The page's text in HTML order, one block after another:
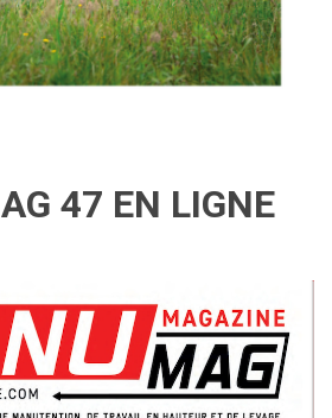
47 EN LIGNE